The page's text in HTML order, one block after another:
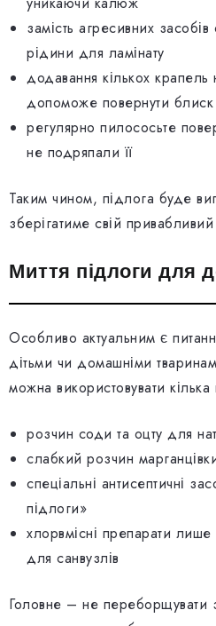
замість агресивних
рідини для ламінату
додавання кількох крапель
допоможе повернути блиск
регулярно пилососьте
не подряпали її
Таким чином, підлога буде
зберігатиме свій
Миття підлоги для
Особливо актуальним є
дітьми чи домашніми
можна використовувати кілька
розчин соди та оцту для
слабкий розчин
спеціальні антисептичні
підлоги»
хлорвмісні препарати лише
для санвузлів
Головне – не переборщувати